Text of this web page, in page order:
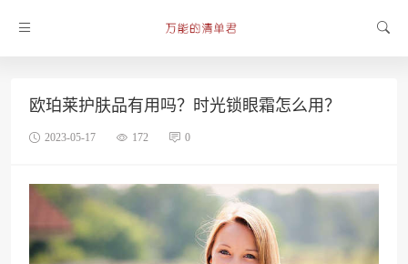
欧珀莱护肤品有用吗？时光锁眼霜怎么用？
2023-05-17 172 0